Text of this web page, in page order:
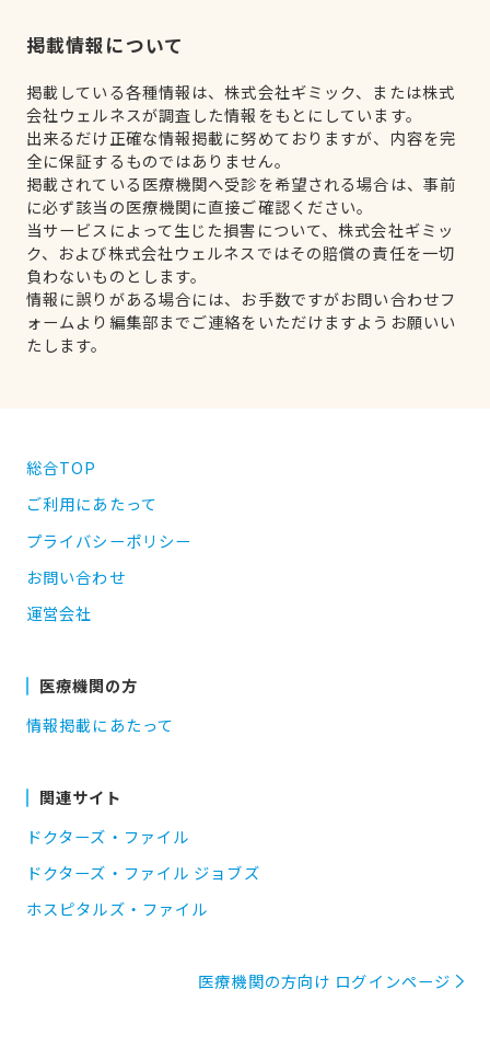
掲載情報について
掲載している各種情報は、株式会社ギミック、または株式
会社ウェルネスが調査した情報をもとにしています。
出来るだけ正確な情報掲載に努めておりますが、内容を完
全に保証するものではありません。
掲載されている医療機関へ受診を希望される場合は、事前
に必ず該当の医療機関に直接ご確認ください。
当サービスによって生じた損害について、株式会社ギミッ
ク、および株式会社ウェルネスではその賠償の責任を一切
負わないものとします。
情報に誤りがある場合には、お手数ですがお問い合わせフ
ォームより編集部までご連絡をいただけますようお願いい
たします。
総合TOP
ご利用にあたって
プライバシーポリシー
お問い合わせ
運営会社
医療機関の方
情報掲載にあたって
関連サイト
ドクターズ・ファイル
ドクターズ・ファイル ジョブズ
ホスピタルズ・ファイル
医療機関の方向け ログインページ